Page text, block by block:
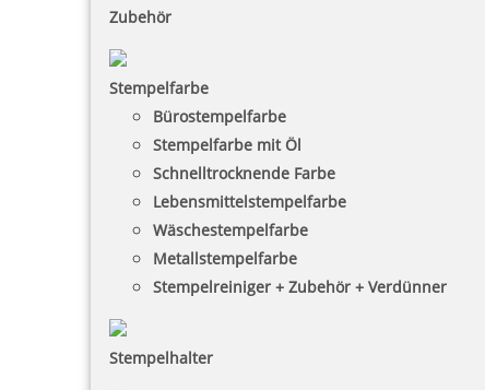
Zubehör
Stempelfarbe
Bürostempelfarbe
Stempelfarbe mit Öl
Schnelltrocknende Farbe
Lebensmittelstempelfarbe
Wäschestempelfarbe
Metallstempelfarbe
Stempelreiniger + Zubehör + Verdünner
Stempelhalter